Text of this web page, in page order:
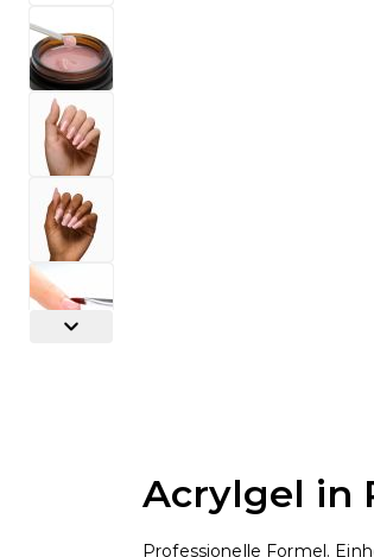
Acrylgel in
Professionelle Formel.